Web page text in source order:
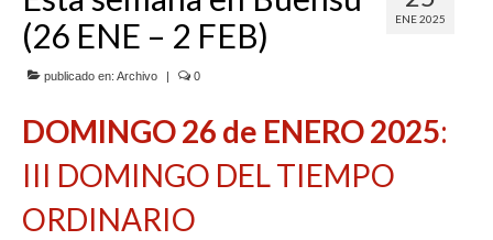
SERVICIOS
COF
BUENOS SUCESOS
ENE 2025
(26 ENE – 2 FEB)
publicado en: Archivo 0
DOMINGO26 de ENERO2025:
III DOMINGO DEL TIEMPO
ORDINARIO